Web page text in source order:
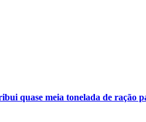
quase meia tonelada de ração